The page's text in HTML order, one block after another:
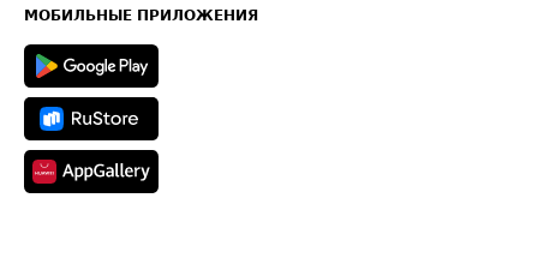
Техническая информация
МОБИЛЬНЫЕ ПРИЛОЖЕНИЯ